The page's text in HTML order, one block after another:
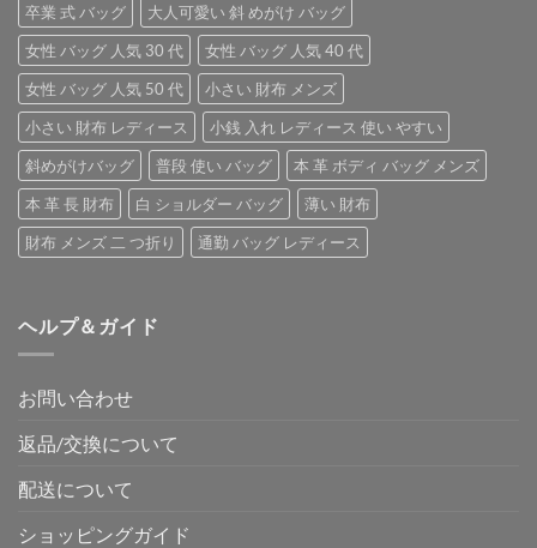
卒業 式 バッグ
大人可愛い 斜 めがけ バッグ
女性 バッグ 人気 30 代
女性 バッグ 人気 40 代
女性 バッグ 人気 50 代
小さい 財布 メンズ
小さい 財布 レディース
小銭 入れ レディース 使い やすい
斜めがけバッグ
普段 使い バッグ
本 革 ボディ バッグ メンズ
本 革 長 財布
白 ショルダー バッグ
薄い 財布
財布 メンズ 二 つ折り
通勤 バッグ レディース
ヘルプ＆ガイド
お問い合わせ
返品/交換について
配送について
ショッピングガイド